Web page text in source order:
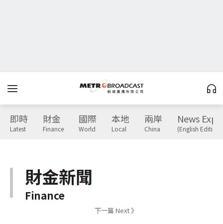
即時
Latest
財金
Finance
國際
World
本地
Local
兩岸
China
News
(English Edition)
財金新聞
Finance
下一篇 Next 》